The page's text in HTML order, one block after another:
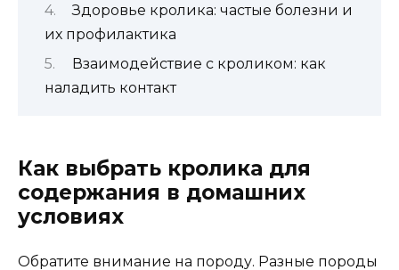
Здоровье кролика: частые болезни и
их профилактика
Взаимодействие с кроликом: как
наладить контакт
Как выбрать кролика для
содержания в домашних
условиях
Обратите внимание на породу. Разные породы